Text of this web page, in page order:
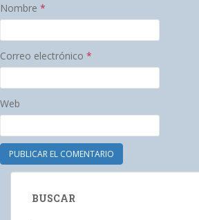
Nombre *
Correo electrónico *
Web
BUSCAR